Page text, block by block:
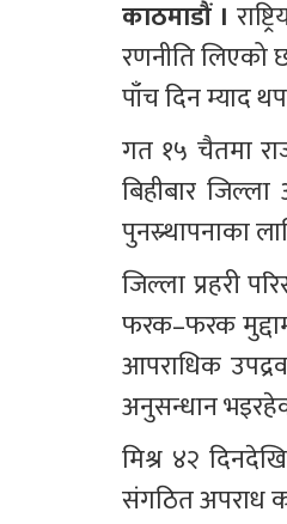
काठमाडौं ।
रणनीति लिएको
पाँच दिन म्याद
गत १५ चैतमा
बिहीबार
पुनस्र्थापनाका
जिल्ला प्रहरी
फरक–फरक
आपराधिक
अनुसन्धान
मिश्र ४२
संगठित अपराध